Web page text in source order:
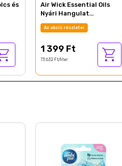
és
Air Wick Essential Oils
Nyári Hangulat
elektromos utántöltő
légfrissítő készülékhez 19
Az akció részletei
1 399 Ft
73 632 Ft/liter